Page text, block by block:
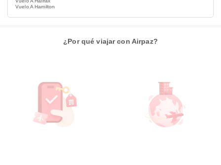
Vuelo A Hamilton
¿Por qué viajar con Airpaz?